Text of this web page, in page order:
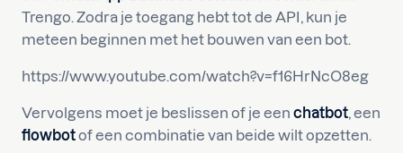
Trengo. Zodra je toegang hebt tot de API, kun je
meteen beginnen met het bouwen van een bot.
https://www.youtube.com/watch?v=f16HrNcO8eg
Vervolgens moet je beslissen of je een chatbot, een
flowbotof een combinatie van beide wilt opzetten.